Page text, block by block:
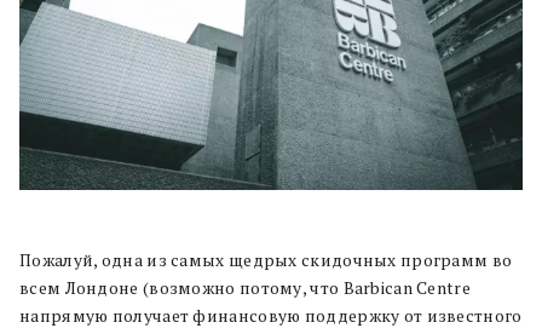
Пожалуй, одна из самых щедрых скидочных программ во
всем Лондоне (возможно потому, что Barbican Centre
напрямую получает финансовую поддержку от известного